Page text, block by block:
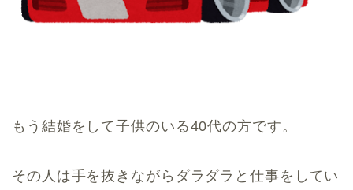
もう結婚をして子供のいる40代の方です。
その人は手を抜きながらダラダラと仕事をしてい